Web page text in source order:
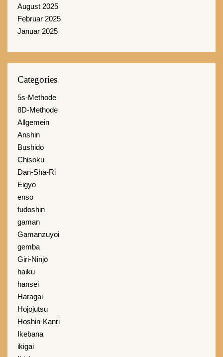
August 2025
Februar 2025
Januar 2025
Categories
5s-Methode
8D-Methode
Allgemein
Anshin
Bushido
Chisoku
Dan-Sha-Ri
Eigyo
enso
fudoshin
gaman
Gamanzuyoi
gemba
Giri-Ninjō
haiku
hansei
Haragai
Hojojutsu
Hoshin-Kanri
Ikebana
ikigai